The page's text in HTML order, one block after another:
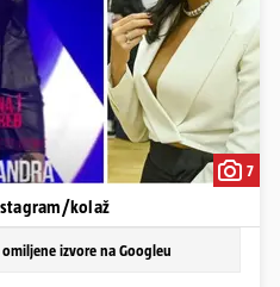
7
kolaž
izvore na Googleu